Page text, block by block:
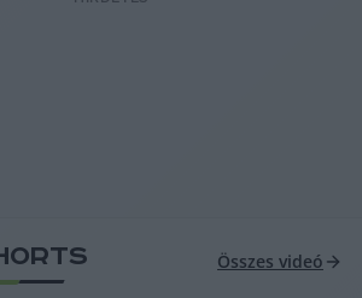
Összes videó